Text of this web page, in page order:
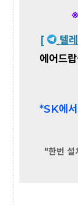
[
텔
에어드
*SK에
"한번 설